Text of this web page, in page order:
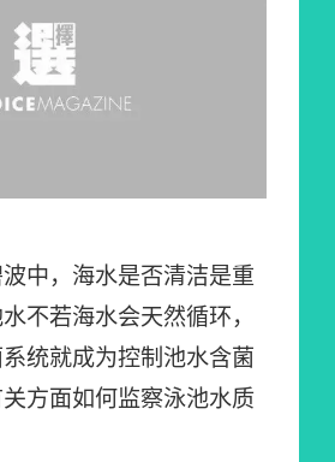
中，海水是否清洁是重
不若海水会天然循环，
统就成为控制池水含菌
方面如何监察泳池水质